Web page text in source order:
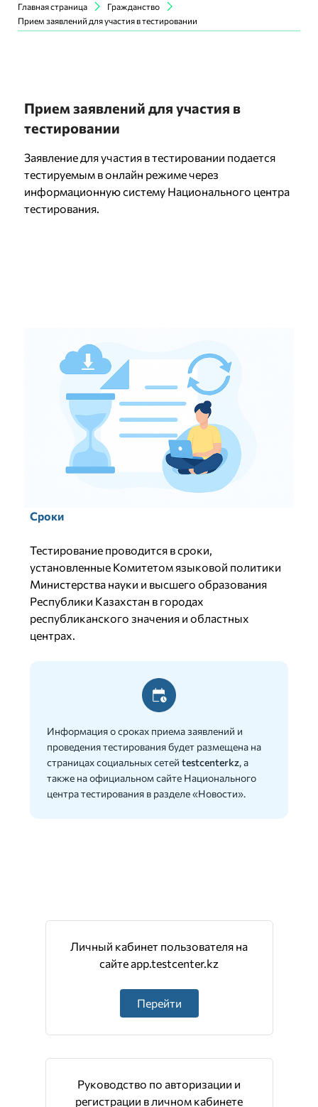
Главная страница
Гражданство
Прием заявлений для участия в тестировании
Прием заявлений для участия в
тестировании
Заявление для участия в тестировании подается
тестируемым в онлайн режиме через
информационную систему Национального центра
тестирования.
Сроки
Тестирование проводится в сроки,
установленные Комитетом языковой политики
Министерства науки и высшего образования
Республики Казахстан в городах
республиканского значения и областных
центрах.
Информация о сроках приема заявлений и
проведения тестирования будет размещена на
страницах социальных сетей testcenterkz, а
также на официальном сайте Национального
центра тестирования в разделе «Новости».
Личный кабинет пользователя на
сайте app.testcenter.kz
Перейти
Руководство по авторизации и
регистрации в личном кабинете